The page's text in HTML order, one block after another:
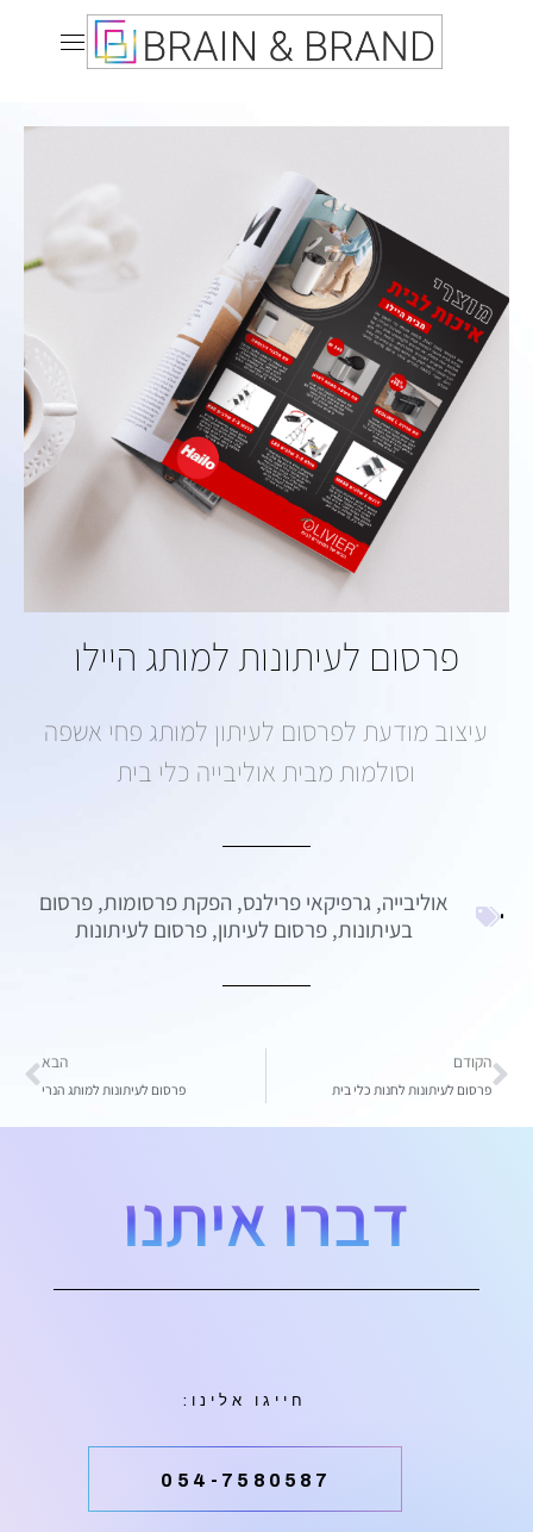
פרסום לעיתונות למותג היילו
עיצוב מודעת לפרסום לעיתון למותג פחי אשפה
וסולמות מבית אוליבייה כלי בית
אוליבייה, גרפיקאי פרילנס, הפקת פרסומות,פרסום
בעיתונות,פרסום לעיתון,פרסום לעיתונות
הקודם
פרסום לעיתונות לחנות כלי בית
הבא
פרסום לעיתונות למותג הנרי
דברו איתנו
חייגו אלינו:
054-7580587